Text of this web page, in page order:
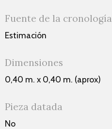
Fuente de la cronología
Estimación
Dimensiones
0,40 m. x 0,40 m. (aprox)
Pieza datada
No